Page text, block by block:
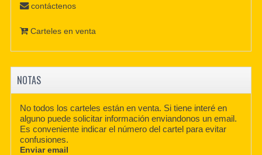
contáctenos
Carteles en venta
NOTAS
No todos los carteles están en venta. Si tiene interé en
alguno puede solicitar información enviandonos un email.
Es conveniente indicar el número del cartel para evitar
confusiones.
Enviar email